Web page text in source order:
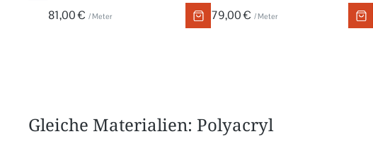
81,00 € / Meter 79,00 € / Meter
Gleiche Materialien: Polyacryl